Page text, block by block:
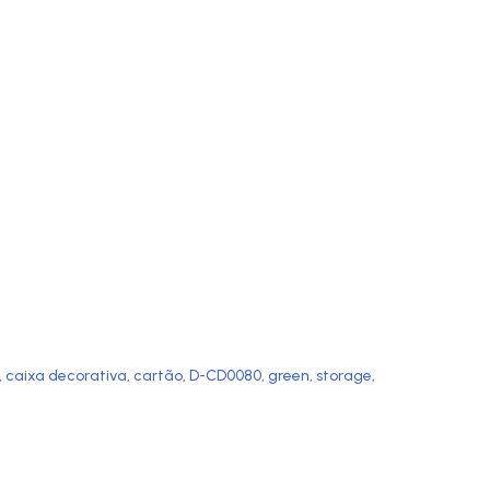
caixa decorativa, cartão, D-CD0080, green, storage,